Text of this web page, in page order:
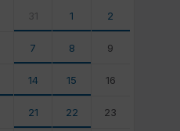
31 1 2
7 8 9
14 15 16
21 22 23